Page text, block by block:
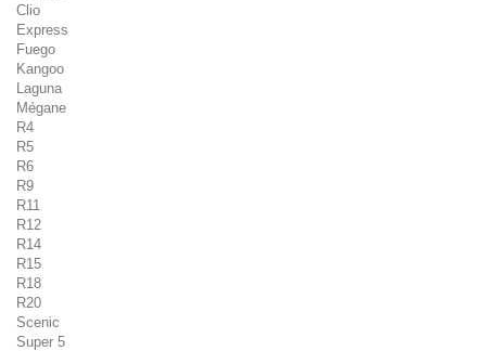
Clio
Express
Fuego
Kangoo
Laguna
Mégane
R4
R5
R6
R9
R11
R12
R14
R15
R18
R20
Scenic
Super 5